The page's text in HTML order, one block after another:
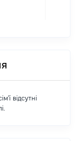
відсутні